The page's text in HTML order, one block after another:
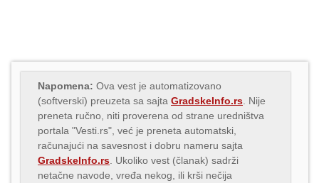
Napomena: Ova vest je automatizovano
(softverski) preuzeta sa sajta GradskeInfo.rs . Nije
preneta ručno, niti proverena od strane uredništva
portala "Vesti.rs", već je preneta automatski,
računajući na savesnost i dobru nameru sajta
GradskeInfo.rs . Ukoliko vest (članak) sadrži
netačne navode, vređa nekog, ili krši nečija